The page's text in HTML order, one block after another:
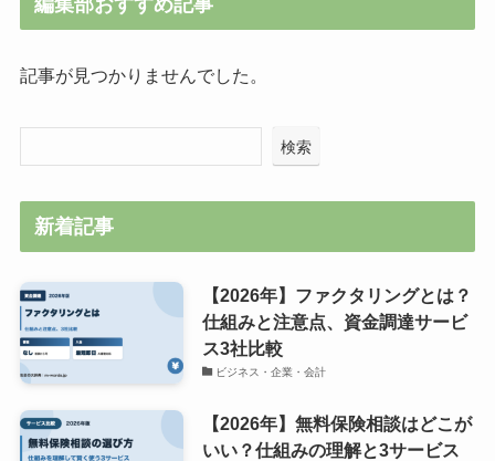
編集部おすすめ記事
記事が見つかりませんでした。
検索
新着記事
【2026年】ファクタリングとは？
仕組みと注意点、資金調達サービ
ス3社比較
ビジネス・企業・会計
【2026年】無料保険相談はどこが
いい？仕組みの理解と3サービス